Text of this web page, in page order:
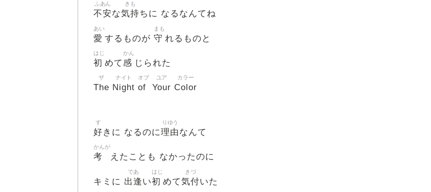
不安
ふあん
な気持
きも
ちに なるなんてね
愛
あい
するものが 守
まも
れるものと
初
はじ
めて 感
かん
じられた
The
ザ
Night
ナイト
of
オブ
Your
ユア
Color
カラー
好
す
きに なるのに理由
りゆう
なんて
考
かんが
えたことも なかったのに
キミに 出逢
であ
い初
はじ
めて気付
きづ
いた